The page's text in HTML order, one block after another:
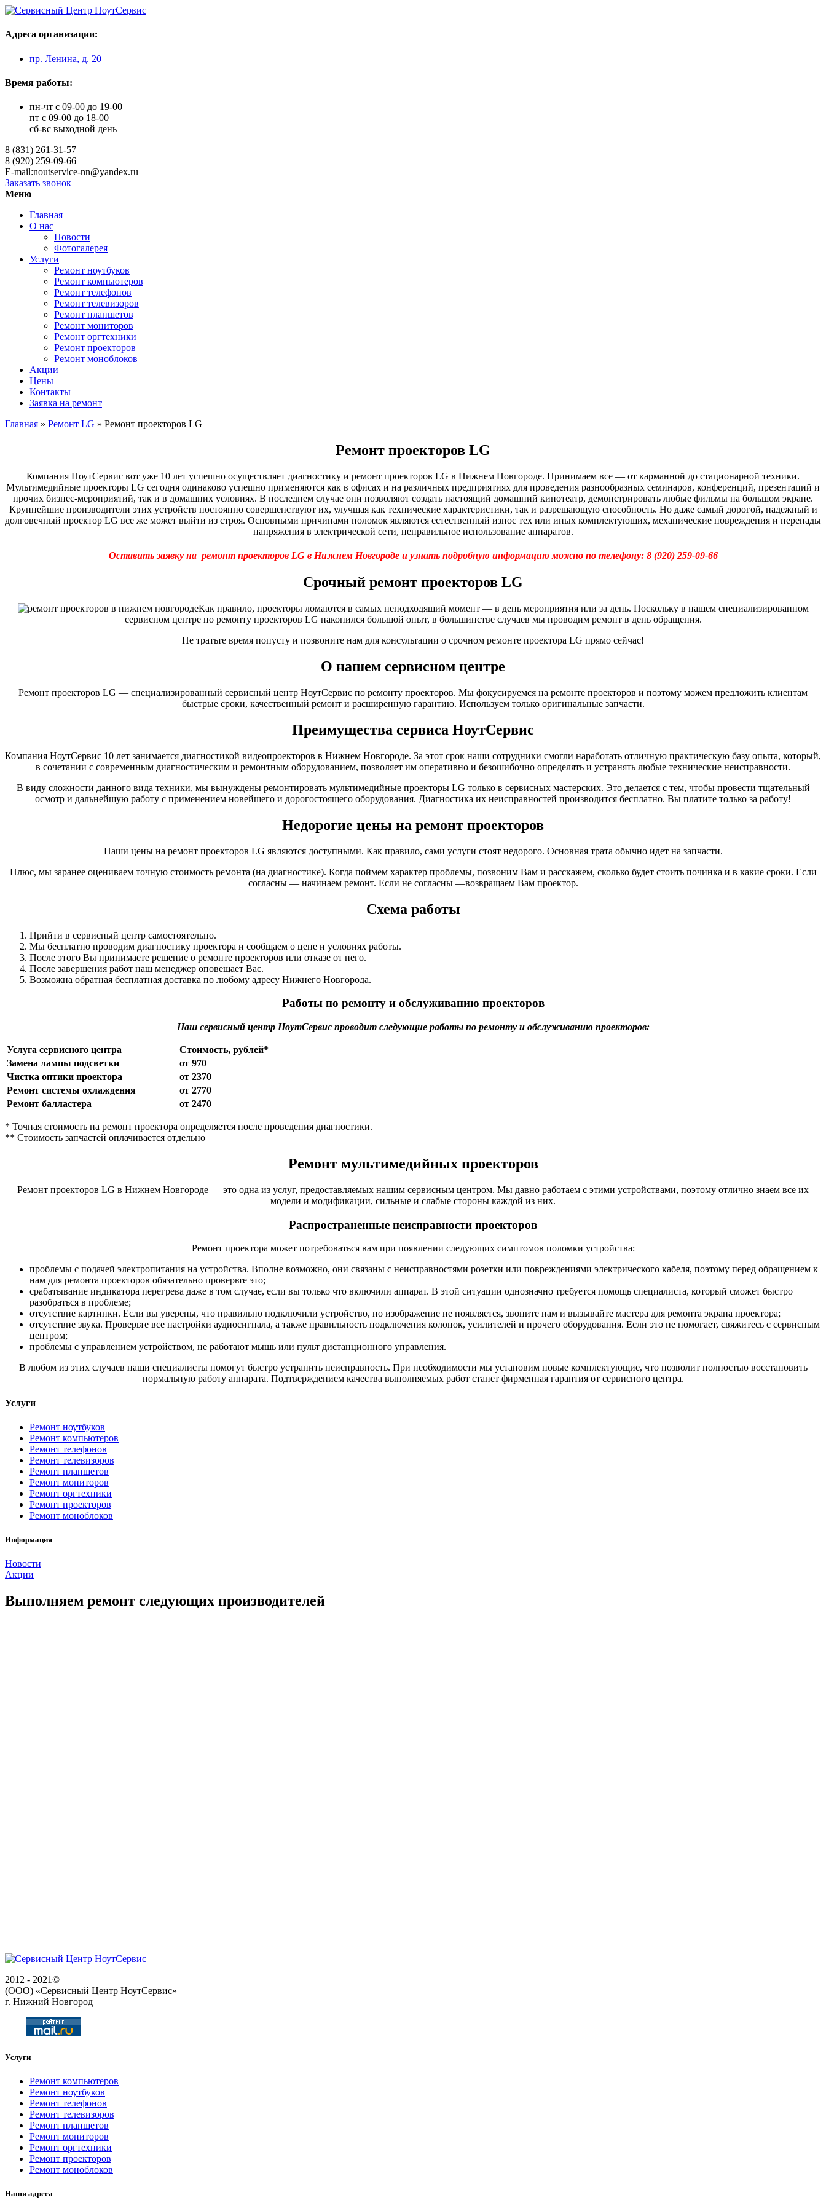
Адреса организации:
пр. Ленина, д. 20
Время работы:
пн-чт с 09-00 до 19-00
пт с 09-00 до 18-00
сб-вс выходной день
8 (831) 261-31-57
8 (920) 259-09-66
E-mail:noutservice-nn@yandex.ru
Заказать звонок
Меню
Главная
О нас
Новости
Фотогалерея
Услуги
Ремонт ноутбуков
Ремонт компьютеров
Ремонт телефонов
Ремонт телевизоров
Ремонт планшетов
Ремонт мониторов
Ремонт оргтехники
Ремонт проекторов
Ремонт моноблоков
Акции
Цены
Контакты
Заявка на ремонт
Главная » Ремонт LG » Ремонт проекторов LG
Ремонт проекторов LG
Компания НоутСервис вот уже 10 лет успешно осуществляет диагностику и ремонт проекторов LG в Нижнем Новгороде. Принимаем все — от карманной до стационарной техники.
Мультимедийные проекторы LG сегодня одинаково успешно применяются как в офисах и на различных предприятиях для проведения разнообразных семинаров, конференций, презентаций и
прочих бизнес-мероприятий, так и в домашних условиях. В последнем случае они позволяют создать настоящий домашний кинотеатр, демонстрировать любые фильмы на большом экране.
Крупнейшие производители этих устройств постоянно совершенствуют их, улучшая как технические характеристики, так и разрешающую способность. Но даже самый дорогой, надежный и
долговечный проектор LG все же может выйти из строя. Основными причинами поломок являются естественный износ тех или иных комплектующих, механические повреждения и перепады
напряжения в электрической сети, неправильное использование аппаратов.
Оставить заявку на ремонт проекторов LG в Нижнем Новгороде и узнать подробную информацию можно по телефону: 8 (920) 259-09-66
Срочный ремонт проекторов LG
Как правило, проекторы ломаются в самых неподходящий момент — в день мероприятия или за день. Поскольку в нашем специализированном
сервисном центре по ремонту проекторов LG накопился большой опыт, в большинстве случаев мы проводим ремонт в день обращения.
Не тратьте время попусту и позвоните нам для консультации о срочном ремонте проектора LG прямо сейчас!
О нашем сервисном центре
Ремонт проекторов LG — специализированный сервисный центр НоутСервис по ремонту проекторов. Мы фокусируемся на ремонте проекторов и поэтому можем предложить клиентам
быстрые сроки, качественный ремонт и расширенную гарантию. Используем только оригинальные запчасти.
Преимущества сервиса НоутСервис
Компания НоутСервис 10 лет занимается диагностикой видеопроекторов в Нижнем Новгороде. За этот срок наши сотрудники смогли наработать отличную практическую базу опыта, который,
в сочетании с современным диагностическим и ремонтным оборудованием, позволяет им оперативно и безошибочно определять и устранять любые технические неисправности.
В виду сложности данного вида техники, мы вынуждены ремонтировать мультимедийные проекторы LG только в сервисных мастерских. Это делается с тем, чтобы провести тщательный
осмотр и дальнейшую работу с применением новейшего и дорогостоящего оборудования. Диагностика их неисправностей производится бесплатно. Вы платите только за работу!
Недорогие цены на ремонт проекторов
Наши цены на ремонт проекторов LG являются доступными. Как правило, сами услуги стоят недорого. Основная трата обычно идет на запчасти.
Плюс, мы заранее оцениваем точную стоимость ремонта (на диагностике). Когда поймем характер проблемы, позвоним Вам и расскажем, сколько будет стоить починка и в какие сроки. Если
согласны — начинаем ремонт. Если не согласны —возвращаем Вам проектор.
Схема работы
Прийти в сервисный центр самостоятельно.
Мы бесплатно проводим диагностику проектора и сообщаем о цене и условиях работы.
После этого Вы принимаете решение о ремонте проекторов или отказе от него.
После завершения работ наш менеджер оповещает Вас.
Возможна обратная бесплатная доставка по любому адресу Нижнего Новгорода.
Работы по ремонту и обслуживанию проекторов
Наш сервисный центр НоутСервис проводит следующие работы по ремонту и обслуживанию проекторов:
Услуга сервисного центра
Стоимость, рублей*
Замена лампы подсветки
от 970
Чистка оптики проектора
от 2370
Ремонт системы охлаждения
от 2770
Ремонт балластера
от 2470
* Точная стоимость на ремонт проектора определяется после проведения диагностики.
** Стоимость запчастей оплачивается отдельно
Ремонт мультимедийных проекторов
Ремонт проекторов LG в Нижнем Новгороде — это одна из услуг, предоставляемых нашим сервисным центром. Мы давно работаем с этими устройствами, поэтому отлично знаем все их
модели и модификации, сильные и слабые стороны каждой из них.
Распространенные неисправности проекторов
Ремонт проектора может потребоваться вам при появлении следующих симптомов поломки устройства:
проблемы с подачей электропитания на устройства. Вполне возможно, они связаны с неисправностями розетки или повреждениями электрического кабеля, поэтому перед обращением к
нам для ремонта проекторов обязательно проверьте это;
срабатывание индикатора перегрева даже в том случае, если вы только что включили аппарат. В этой ситуации однозначно требуется помощь специалиста, который сможет быстро
разобраться в проблеме;
отсутствие картинки. Если вы уверены, что правильно подключили устройство, но изображение не появляется, звоните нам и вызывайте мастера для ремонта экрана проектора;
отсутствие звука. Проверьте все настройки аудиосигнала, а также правильность подключения колонок, усилителей и прочего оборудования. Если это не помогает, свяжитесь с сервисным
центром;
проблемы с управлением устройством, не работают мышь или пульт дистанционного управления.
В любом из этих случаев наши специалисты помогут быстро устранить неисправность. При необходимости мы установим новые комплектующие, что позволит полностью восстановить
нормальную работу аппарата. Подтверждением качества выполняемых работ станет фирменная гарантия от сервисного центра.
Услуги
Ремонт ноутбуков
Ремонт компьютеров
Ремонт телефонов
Ремонт телевизоров
Ремонт планшетов
Ремонт мониторов
Ремонт оргтехники
Ремонт проекторов
Ремонт моноблоков
Информация
Новости
Акции
Выполняем ремонт следующих производителей
2012 - 2021©
(ООО) «Сервисный Центр НоутСервис»
г. Нижний Новгород
Услуги
Ремонт компьютеров
Ремонт ноутбуков
Ремонт телефонов
Ремонт телевизоров
Ремонт планшетов
Ремонт мониторов
Ремонт оргтехники
Ремонт проекторов
Ремонт моноблоков
Наши адреса